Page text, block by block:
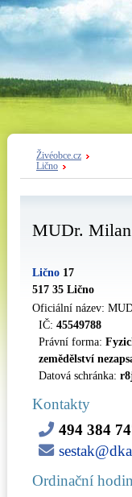
Živéobce.cz
Lično
MUDr. Milan
Lično 17
517 35 Lično
Oficiální název:
IČ: 45549788
Právní forma:
zemědělství
Datová schránka:
Kontakty
494 384
Ordinační